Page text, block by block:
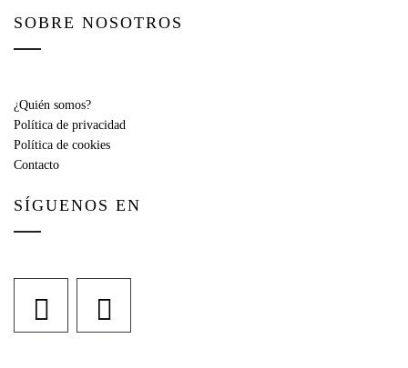
SOBRE NOSOTROS
¿Quién somos?
Política de privacidad
Política de cookies
Contacto
SÍGUENOS EN